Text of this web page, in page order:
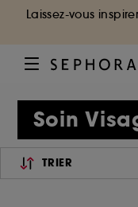
Laissez-vous
Soin
TRIER